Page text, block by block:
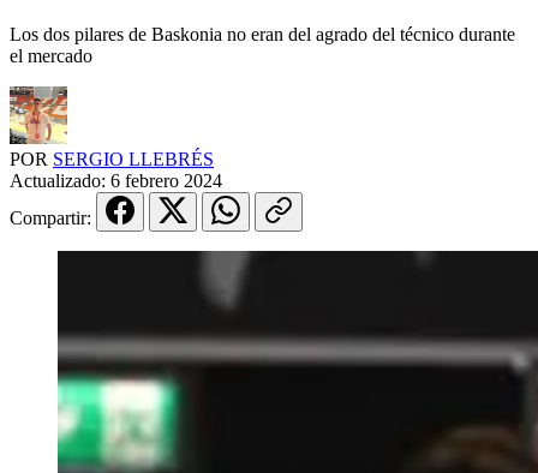
Los dos pilares de Baskonia no eran del agrado del técnico durante
el mercado
POR SERGIO LLEBRÉS
Actualizado: 6 febrero 2024
Compartir: